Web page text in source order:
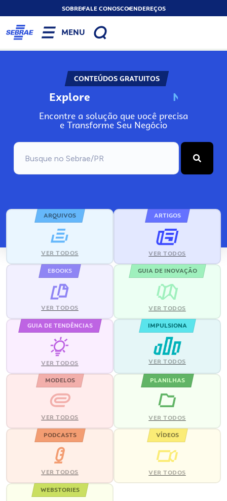
SOBREFALE CONOSCOENDEREÇOS
MENU
CONTEÚDOS GRATUITOS
Explore N
Encontre a solução que você precisa
e Transforme Seu Negócio
ARQUIVOS
VER TODOS
ARTIGOS
VER TODOS
EBOOKS
VER TODOS
GUIA DE INOVAÇÃO
VER TODOS
GUIA DE TENDÊNCIAS
VER TODOS
IMPULSIONA
VER TODOS
MODELOS
VER TODOS
PLANILHAS
VER TODOS
PODCASTS
VER TODOS
VÍDEOS
VER TODOS
WEBSTORIES